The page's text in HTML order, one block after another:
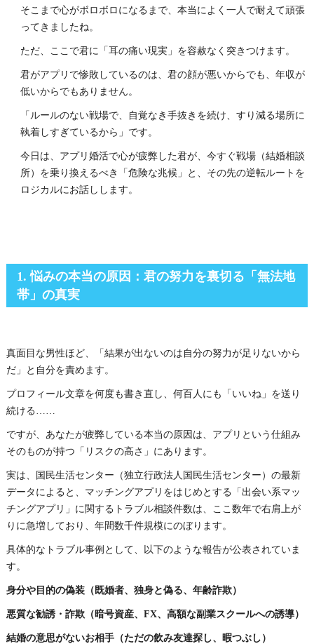
そこまで心がボロボロになるまで、本当によく一人で耐えて頑張
ってきましたね。
ただ、ここで君に「耳の痛い現実」を容赦なく突きつけます。
君がアプリで惨敗しているのは、君の顔が悪いからでも、年収が
低いからでもありません。
「ルールのない戦場で、自覚なき手抜きを続け、すり減る場所に
執着しすぎているから」です。
今日は、アプリ婚活で心が疲弊した君が、今すぐ戦場（結婚相談
所）を乗り換えるべき「危険な兆候」と、その先の逆転ルートを
ロジカルにお話しします。
1. 悩みの本当の原因：君の努力を裏切る「無法地
帯」の真実
真面目な男性ほど、「結果が出ないのは自分の努力が足りないから
だ」と自分を責めます。
プロフィール文章を何度も書き直し、何百人にも「いいね」を送り
続ける……
ですが、あなたが疲弊している本当の原因は、アプリという仕組み
そのものが持つ「リスクの高さ」にあります。
実は、国民生活センター（独立行政法人国民生活センター）の最新
データによると、マッチングアプリをはじめとする「出会い系マッ
チングアプリ」に関するトラブル相談件数は、ここ数年で右肩上が
りに急増しており、年間数千件規模にのぼります。
具体的なトラブル事例として、以下のような報告が公表されていま
す。
身分や目的の偽装（既婚者、独身と偽る、年齢詐欺）
悪質な勧誘・詐欺（暗号資産、FX、高額な副業スクールへの誘導）
結婚の意思がないお相手（ただの飲み友達探し、暇つぶし）